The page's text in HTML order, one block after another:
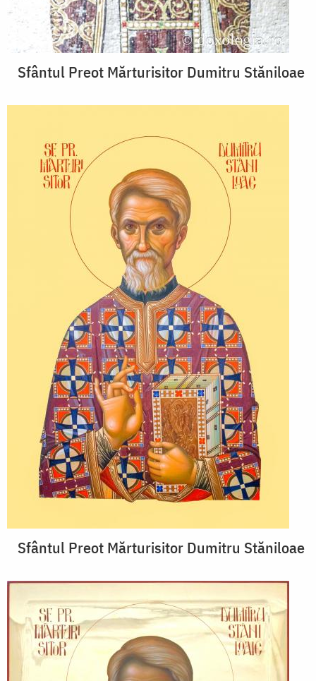
Sfântul Preot Mărturisitor Dumitru Stăniloae
Sfântul Preot Mărturisitor Dumitru Stăniloae